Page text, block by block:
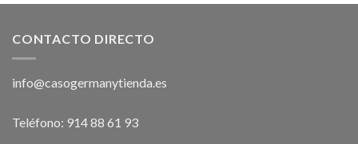
CONTACTO DIRECTO
info@casogermanytienda.es
Teléfono: 914 88 61 93